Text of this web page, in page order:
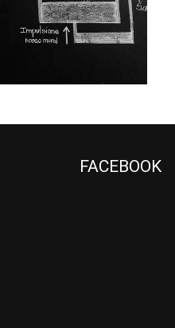
34
FACEBOOK